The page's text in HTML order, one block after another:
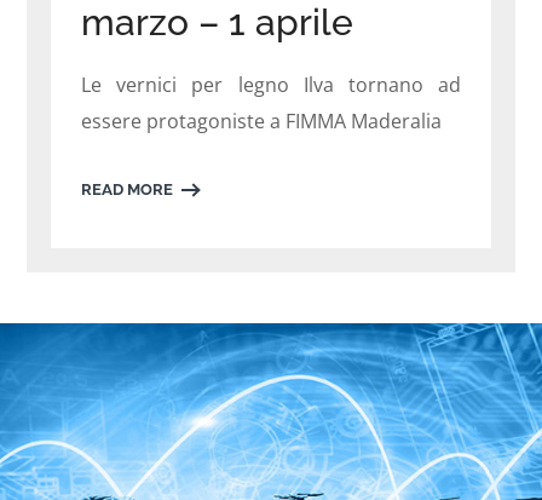
marzo – 1 aprile
Le vernici per legno Ilva tornano ad
essere protagoniste a FIMMA Maderalia
READ MORE